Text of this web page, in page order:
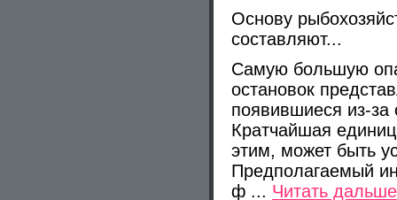
Основу
составляют...
Самую большую
остановок
появившиеся из-за
Кратчайшая
этим, может быть
Предполагаемый
ф ... Читать